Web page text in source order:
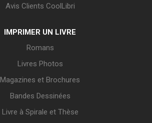
Avis Clients CoolLibri
IMPRIMER UN LIVRE
Romans
Livres Photos
Magazines et Brochures
Bandes Dessinées
Livre à Spirale et Thèse